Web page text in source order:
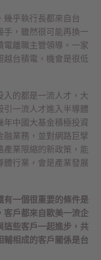
幾乎執行長都來自台
手，雖然很可能再換一
電離職主管領導。一家
越台積電，機會是很低
入的都是一流人才，大
引一流人才進入半導體
年中國大基金積極投資
融業務，並對網路巨擘
產業限縮的新政策，能
體行業，會是產業發展
有一個很重要的條件是
客戶都來自歐美一流企
這些客戶一起進步，共
輔相成的客戶關係是台